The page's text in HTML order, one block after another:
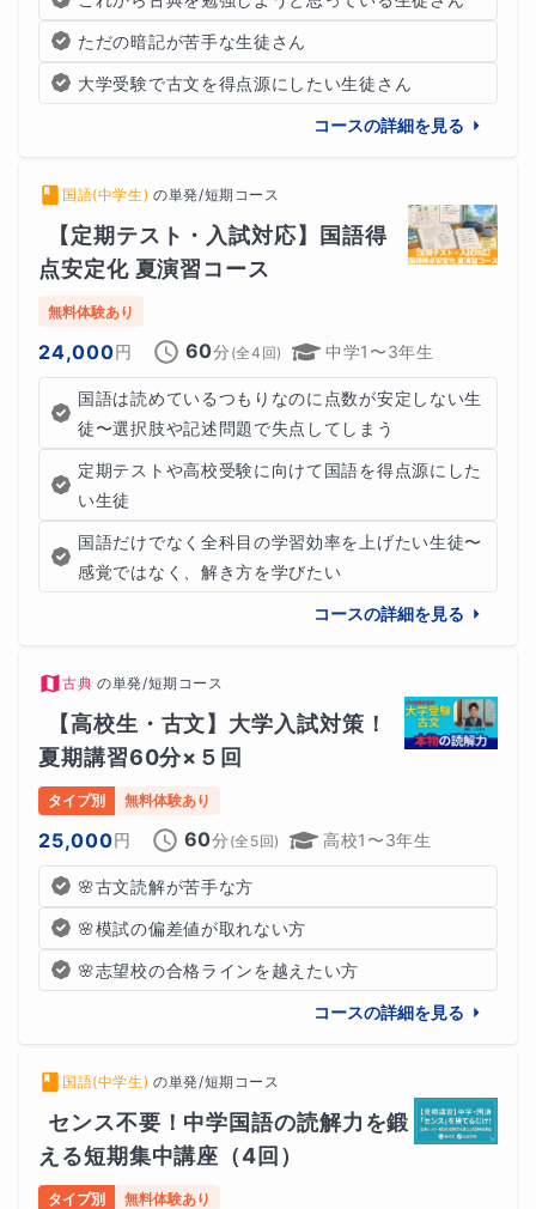
ただの暗記が苦手な生徒さん
大学受験で古文を得点源にしたい生徒さん
コースの詳細を見る
国語(中学生) の単発/短期コース
【定期テスト・入試対応】国語得
点安定化 夏演習コース
無料体験あり
24,000円 60分 (全4 回) 中学1〜3年生
国語は読めているつもりなのに点数が安定しない生
徒〜選択肢や記述問題で失点してしまう
定期テストや高校受験に向けて国語を得点源にした
い生徒
国語だけでなく全科目の学習効率を上げたい生徒〜
感覚ではなく、解き方を学びたい
コースの詳細を見る
古典 の単発/短期コース
【高校生・古文】大学入試対策！
夏期講習60分×５回
タイプ別 無料体験あり
25,000円 60分 (全 5回) 高校1〜3年生
🌸古文読解が苦手な方
🌸模試の偏差値が取れない方
🌸志望校の合格ラインを越えたい方
コースの詳細を見る
国語(中学生) の単発/短期コース
センス不要！中学国語の読解力を鍛
える短期集中講座（4回）
タイプ別 無料体験あり